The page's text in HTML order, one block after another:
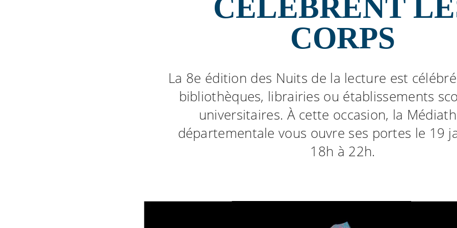
CÉLÈBRENT
CORPS
La 8e édition des Nuits de la lecture est
bibliothèques, librairies ou établissements
universitaires. À cette occasion, la
départementale vous ouvre ses portes le 19
18h à 22h.